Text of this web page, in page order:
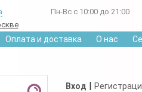
Пн-Вс с 10:00 до 21:00
Оплата и доставка О нас
Вход |